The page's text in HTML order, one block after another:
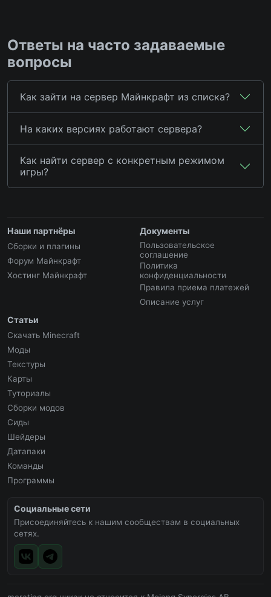
Ответы на часто задаваемые
вопросы
Как зайти на сервер Майнкрафт из списка?
На каких версиях работают сервера?
Как найти сервер с конкретным режимом
игры?
Наши партнёры
Сборки и плагины
Форум Майнкрафт
Хостинг Майнкрафт
Документы
Пользовательское
соглашение
Политика
конфиденциальности
Правила приема платежей
Описание услуг
Статьи
Скачать Minecraft
Моды
Текстуры
Карты
Туториалы
Сборки модов
Сиды
Шейдеры
Датапаки
Команды
Программы
Социальные сети
Присоединяйтесь к нашим сообществам в социальных
сетях.